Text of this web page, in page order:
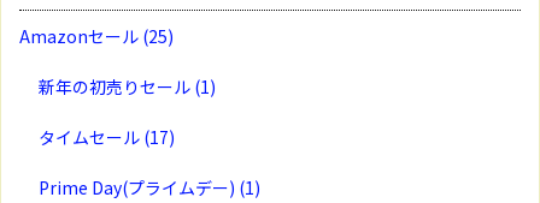
Amazonセール (25)
新年の初売りセール (1)
タイムセール (17)
Prime Day(プライムデー) (1)